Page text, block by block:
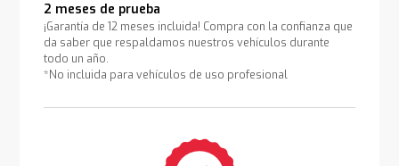
2 meses de prueba
¡Garantía de 12 meses incluida! Compra con la confianza que
da saber que respaldamos nuestros vehículos durante
todo un año.
*No incluida para vehículos de uso profesional